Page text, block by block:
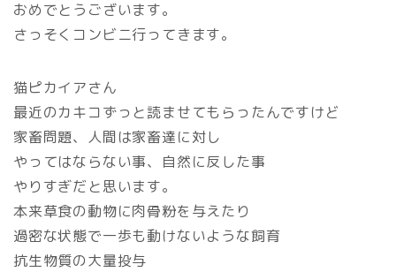
おめでとうございます。
さっそくコンビニ行ってきます。
猫ピカイアさん
最近のカキコずっと読ませてもらったんですけど
家畜問題、人間は家畜達に対し
やってはならない事、自然に反した事
やりすぎだと思います。
本来草食の動物に肉骨粉を与えたり
過密な状態で一歩も動けないような飼育
抗生物質の大量投与